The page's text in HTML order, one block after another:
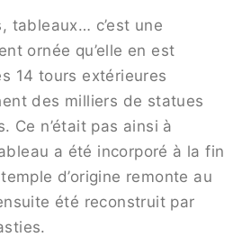
tableaux… c’est une
ornée qu’elle en est
14 tours extérieures
des milliers de statues
Ce n’était pas ainsi à
a été incorporé à la fin
d’origine remonte au
été reconstruit par